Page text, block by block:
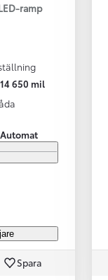
ramp
14 650 mil
Automat
Spara